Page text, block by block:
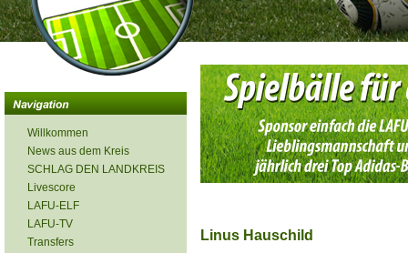
Willkommen
News aus dem Kreis
SCHLAG DEN LANDKREIS
Livescore
LAFU-ELF
LAFU-TV
Transfers
Linus Hauschild